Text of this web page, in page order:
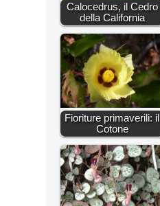
Calocedrus, il Cedro
della California
Fioriture primaverili: il
Cotone